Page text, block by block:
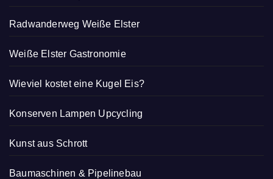
Radwanderweg Weiße Elster
Weiße Elster Gastronomie
Wieviel kostet eine Kugel Eis?
Konserven Lampen Upcycling
Kunst aus Schrott
Baumaschinen & Pipelinebau